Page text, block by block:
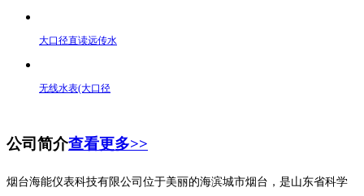
大口径直读远传水
无线水表(大口径
公司简介查看更多>>
烟台海能仪表科技有限公司位于美丽的海滨城市烟台，是山东省科学